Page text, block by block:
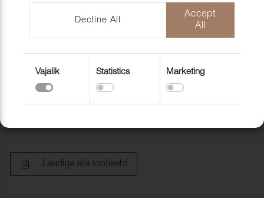
Pakendid ja
Scandic Laholmen
Aas (Loops) 115mm 1000tk/pakk
4211115
Laadige alla tooteleht
Decline All
Accept
All
Vajalik Statistics Marketing